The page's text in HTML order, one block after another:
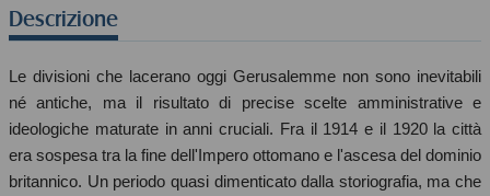
Descrizione
Le divisioni che lacerano oggi Gerusalemme non sono inevitabili
né antiche, ma il risultato di precise scelte amministrative e
ideologiche maturate in anni cruciali. Fra il 1914 e il 1920 la città
era sospesa tra la fine dell'Impero ottomano e l'ascesa del dominio
britannico. Un periodo quasi dimenticato dalla storiografia, ma che